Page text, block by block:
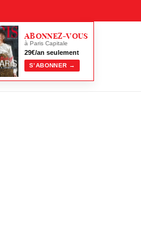
ABONNEZ-VOUS
à Paris Capitale
29€/an seulement
S’ABONNER →